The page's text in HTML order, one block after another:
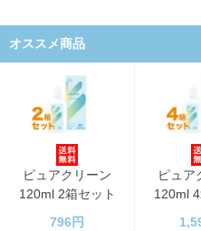
オススメ商品
ピュアクリーン
120ml 2箱セット
796円
ピュア
120ml